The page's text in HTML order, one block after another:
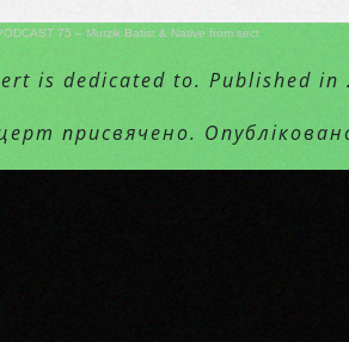
75 – Murzik Batist & Native from sect
is dedicated to. Published
присвячено.